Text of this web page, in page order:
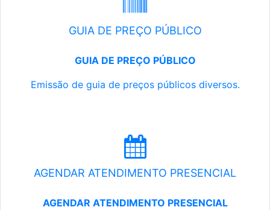
GUIA DE PREÇO PÚBLICO
GUIA DE PREÇO PÚBLICO
Emissão de guia de preços públicos diversos.
AGENDAR ATENDIMENTO PRESENCIAL
AGENDAR ATENDIMENTO PRESENCIAL